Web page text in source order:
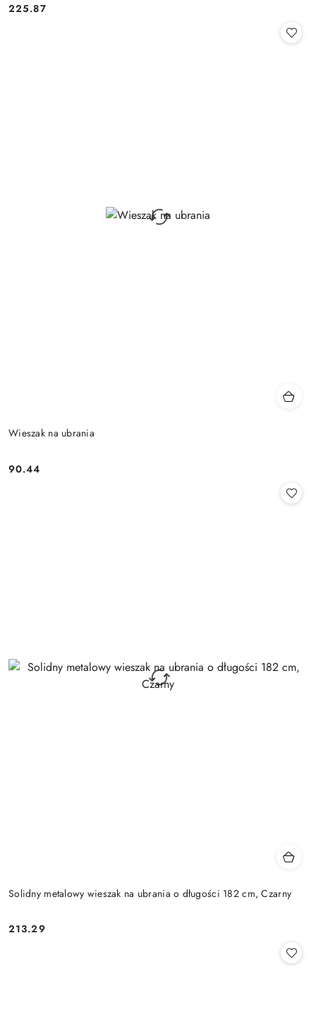
Cena:
225.87
Wieszak na ubrania
Cena:
90.44
Solidny metalowy wieszak na ubrania o długości 182 cm, Czarny
Cena:
213.29